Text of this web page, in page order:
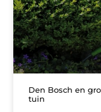
Den Bosch en
tuin